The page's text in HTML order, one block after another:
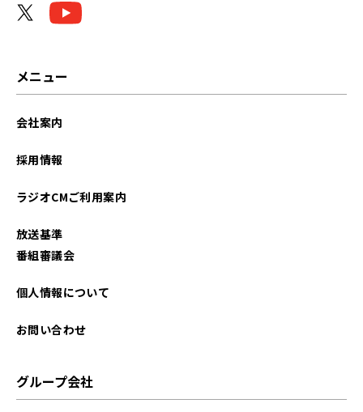
メニュー
会社案内
採用情報
ラジオCMご利用案内
放送基準
番組審議会
個人情報について
お問い合わせ
グループ会社